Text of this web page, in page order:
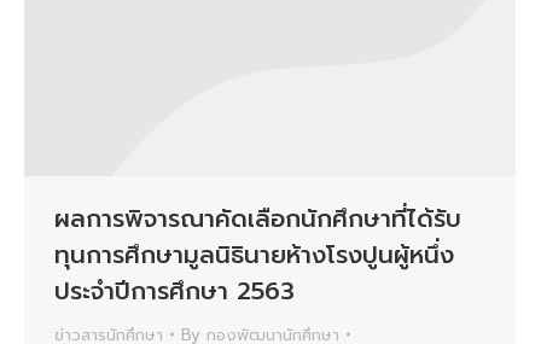
ผลการพิจารณาคัดเลือกนักศึกษาที่ได้รับ
ทุนการศึกษามูลนิธินายห้างโรงปูนผู้หนึ่ง
ประจำปีการศึกษา 2563
ข่าวสารนักศึกษา By กองพัฒนานักศึกษา